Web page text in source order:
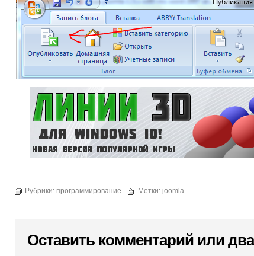
Рубрики: программирование Метки: joomla
Оставить комментарий или два